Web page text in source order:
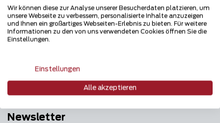
Mehrfach ausgezeichnet und immer am
Newsletter
Wir können diese zur Analyse unserer Besucherdaten platzieren, um
unsere Webseite zu verbessern, personalisierte Inhalte anzuzeigen
und Ihnen ein großartiges Webseiten-Erlebnis zu bieten. Für weitere
Informationen zu den von uns verwendeten Cookies öffnen Sie die
Einstellungen.
Einstellungen
Alle akzeptieren